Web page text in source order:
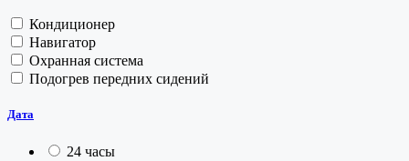
Кондиционер
Навигатор
Охранная система
Подогрев передних сидений
Дата
24 часы